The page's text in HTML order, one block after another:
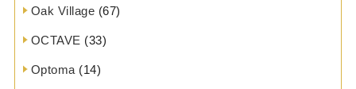
Oak Village (67)
OCTAVE (33)
Optoma (14)